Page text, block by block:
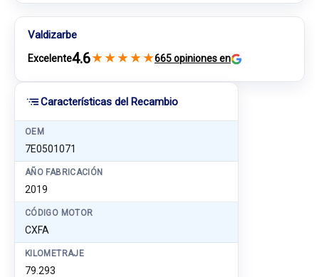
Características del Recambio
OEM
7E0501071
AÑO FABRICACIÓN
2019
CÓDIGO MOTOR
CXFA
KILOMETRAJE
79.293
Valdizarbe
Excelente4.6★ ★ ★ ★ ★665 opiniones en